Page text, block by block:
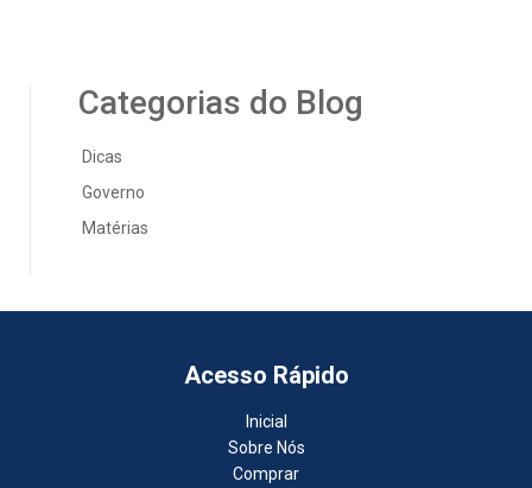
Categorias do Blog
Dicas
Governo
Matérias
Acesso Rápido
Inicial
Sobre Nós
Comprar